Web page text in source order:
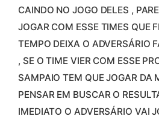
CAINDO NO JOGO DELES ,
JOGAR COM ESSE TIMES QUE
TEMPO DEIXA O ADVERSÁRIO
, SE O TIME VIER COM ESSE
SAMPAIO TEM QUE JOGAR DA
PENSAR EM BUSCAR O
IMEDIATO O ADVERSÁRIO VAI